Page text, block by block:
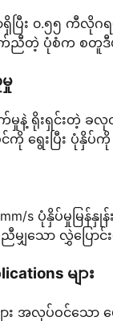
ပြီး ၀.၅၅ ကီလို
ညီတဲ့ ပုံစံက စတူဒီယို
ဆက်မှုနဲ့ ရိုးရှင်းတဲ့
ရွေးပြီး ပုံနှိပ်
mm/s ပုံနှိပ်မှုမ
ျှသော လွှဲပြော
များ
း အလုပ်ဝင်သော